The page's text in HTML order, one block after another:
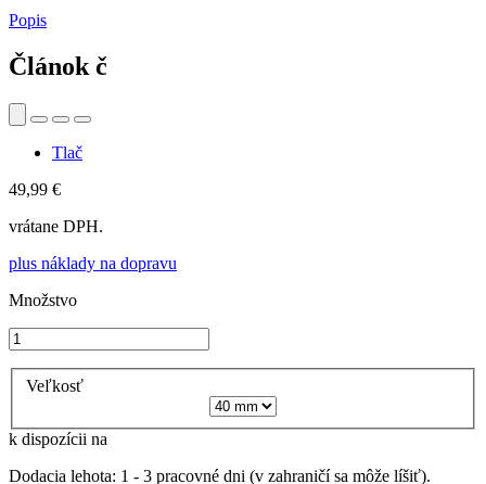
Popis
Článok č
Tlač
49,99 €
vrátane DPH.
plus náklady na dopravu
Množstvo
Veľkosť
k dispozícii na
Dodacia lehota: 1 - 3 pracovné dni (v zahraničí sa môže líšiť).